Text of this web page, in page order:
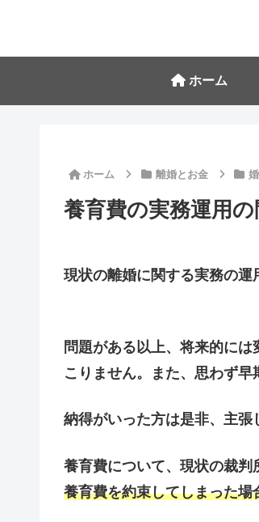
ホーム
ホーム 離婚とお金
養育費の実務運用
現状の離婚に関する実務の運
問題がある以上、将来的に
こりません。また、思わず早
納得がいった方は是非、主張
養育費について、現状の裁
養育費を約束してしまった場